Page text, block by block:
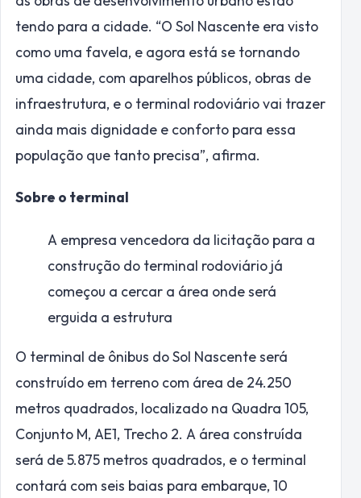
tendo para a cidade. “O Sol Nascente era visto
como uma favela, e agora está se tornando
uma cidade, com aparelhos públicos, obras de
infraestrutura, e o terminal rodoviário vai trazer
ainda mais dignidade e conforto para essa
população que tanto precisa”, afirma.
Sobre o terminal
A empresa vencedora da licitação para a
construção do terminal rodoviário já
começou a cercar a área onde será
erguida a estrutura
O terminal de ônibus do Sol Nascente será
construído em terreno com área de 24.250
metros quadrados, localizado na Quadra 105,
Conjunto M, AE1, Trecho 2. A área construída
será de 5.875 metros quadrados, e o terminal
contará com seis baias para embarque, 10